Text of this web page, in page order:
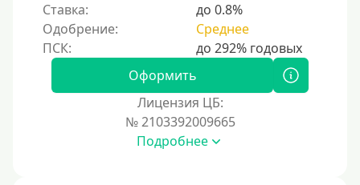
4000 руб
5000 руб
7000 руб
Ставка:
до 0.8%
Одобрение:
Среднее
Оформить
Лицензия ЦБ:
№ 2103392009665
Подробнее